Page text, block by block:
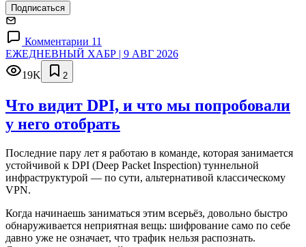
Подписаться
Комментарии 11
ЕЖЕДНЕВНЫЙ ХАБР | 9 АВГ 2026
19K
2
Что видит DPI, и что мы попробовали
у него отобрать
Последние пару лет я работаю в команде, которая занимается
устойчивой к DPI (Deep Packet Inspection) туннельной
инфраструктурой — по сути, альтернативой классическому
VPN.
Когда начинаешь заниматься этим всерьёз, довольно быстро
обнаруживается неприятная вещь: шифрование само по себе
давно уже не означает, что трафик нельзя распознать.